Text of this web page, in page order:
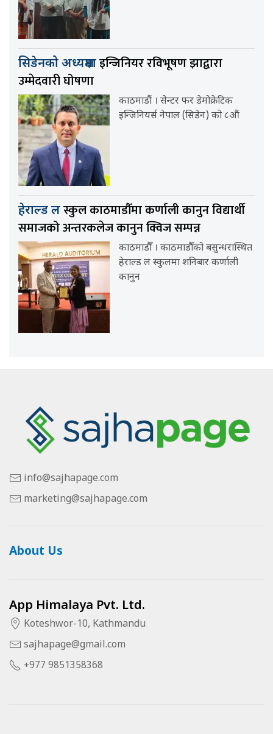
सिडेनको अध्यक्षमाइन्जिनियर रविभूषण झाद्वारा
उम्मेदवारी घोषणा
काठमाडौं । सेन्टर फर डेमोक्रेटिक
इन्जिनियर्स नेपाल (सिडेन) को ८औं
हेराल्ड लस्कुल काठमाडौँमा कर्णाली कानुन विद्यार्थी
समाजको अन्तरकलेज कानुन क्विज सम्पन्न
काठमाडौँ । काठमाडौँको बसुन्धरास्थित
हेराल्ड ल स्कुलमा शनिबार कर्णाली
कानुन
info@sajhapage.com
marketing@sajhapage.com
About Us
App Himalaya Pvt. Ltd.
Koteshwor-10, Kathmandu
sajhapage@gmail.com
+977 9851358368